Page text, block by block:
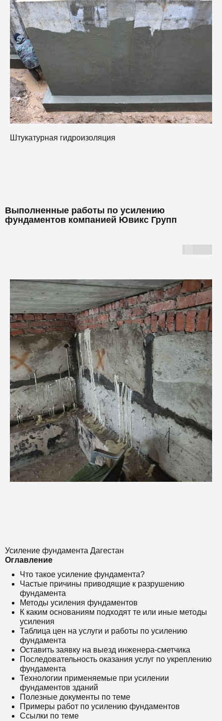
Штукатурная гидроизоляция
Выполненные работы по усилению
фундаментов компанией Ювикс Групп
Усиление фундамента Дагестан
Оглавление
Что такое усиление фундамента?
Частые причины приводящие к разрушению
фундамента
Методы усиления фундаментов
К каким основаниям подходят те или иные методы
усиления
Таблица цен на услуги и работы по усилению
фундамента
Оставить заявку на выезд инженера-сметчика
Последовательность оказания услуг по укреплению
фундамента
Технологии применяемые при усилении
фундаментов зданий
Полезные документы по теме
Примеры работ по усилению фундаментов
Ссылки по теме